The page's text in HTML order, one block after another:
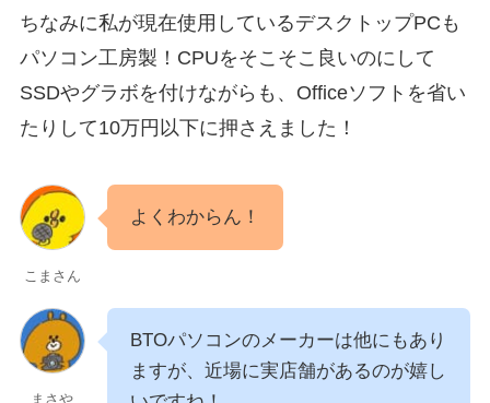
ちなみに私が現在使用しているデスクトップPCも
パソコン工房製！CPUをそこそこ良いのにして
SSDやグラボを付けながらも、Officeソフトを省い
たりして10万円以下に押さえました！
こまさん
よくわからん！
まさや
BTOパソコンのメーカーは他にもあり
ますが、近場に実店舗があるのが嬉し